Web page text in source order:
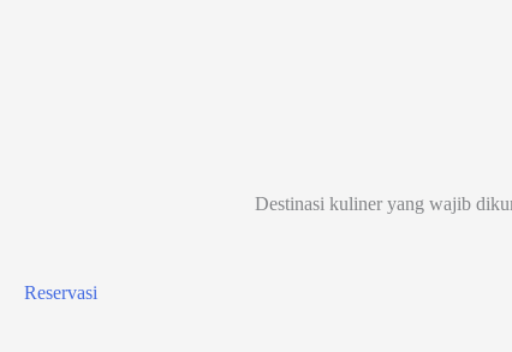
Destinasi kuliner yang wajib
Reservasi